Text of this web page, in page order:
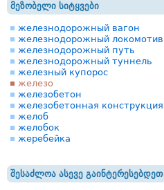
მეზობელი სიტყვები
железнодорожный вагон
железнодорожный локомотив
железнодорожный путь
железнодорожный туннель
железный купорос
железо
железобетон
железобетонная конструкция
желоб
желобок
жеребейка
შესაძლოა ასევე გაინტერესებდეთ